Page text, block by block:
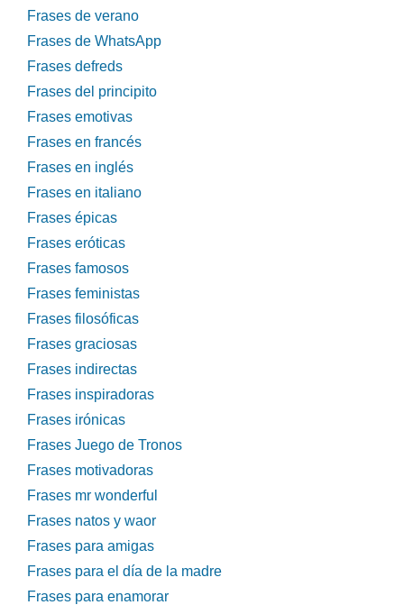
Frases de verano
Frases de WhatsApp
Frases defreds
Frases del principito
Frases emotivas
Frases en francés
Frases en inglés
Frases en italiano
Frases épicas
Frases eróticas
Frases famosos
Frases feministas
Frases filosóficas
Frases graciosas
Frases indirectas
Frases inspiradoras
Frases irónicas
Frases Juego de Tronos
Frases motivadoras
Frases mr wonderful
Frases natos y waor
Frases para amigas
Frases para el día de la madre
Frases para enamorar